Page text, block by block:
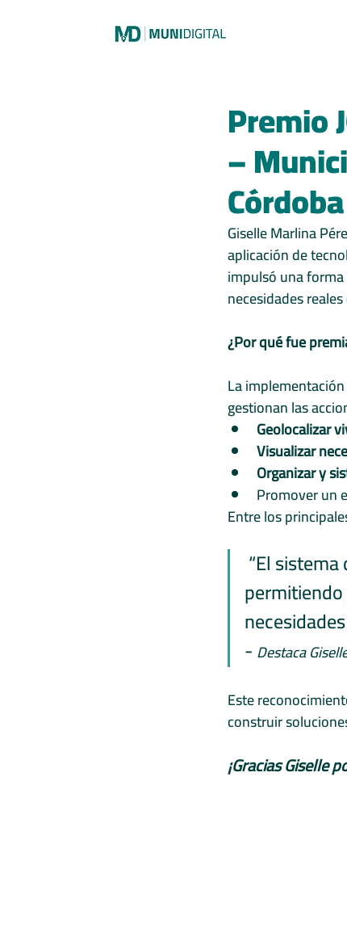
Novedades
Premio
–
Córdoba
Giselle Marlina
aplicación de
impulsó una
necesidades
¿Por qué fue
La
gestionan las
Geolocalizar
Visualizar
Organizar y
Promover un
Entre los
“El
- Destaca
Este
construir
¡Gracias Giselle